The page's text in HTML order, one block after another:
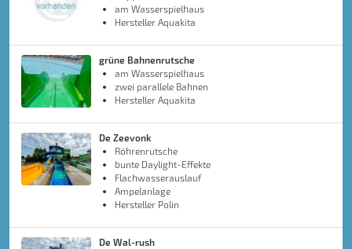
am Wasserspielhaus
Hersteller Aquakita
grüne Bahnenrutsche
am Wasserspielhaus
zwei parallele Bahnen
Hersteller Aquakita
De Zeevonk
Röhrenrutsche
bunte Daylight-Effekte
Flachwasserauslauf
Ampelanlage
Hersteller Polin
De Wal-rush